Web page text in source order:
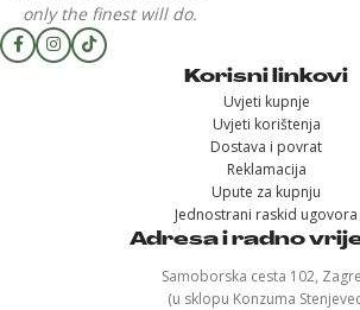
only the finest will do.
Korisni linkovi
Uvjeti kupnje
Uvjeti korištenja
Dostava i povrat
Reklamacija
Upute za kupnju
Jednostrani raskid ugovora
Adresa i radno
Samoborska cesta 102,
(u sklopu Konzuma